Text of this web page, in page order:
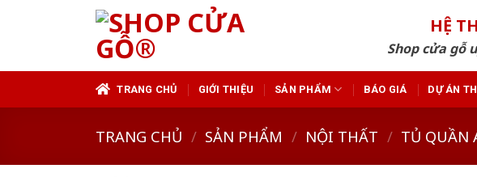
HỆ
Shop cửa gỗ
TRANG CHỦ GIỚI THIỆU SẢN PHẨM BÁO GIÁ DỰ ÁN
TRANG CHỦ / SẢN PHẨM / NỘI THẤT / TỦ QUẦN